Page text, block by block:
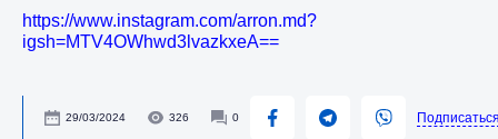
https://www.instagram.com/arron.md?
igsh=MTV4OWhwd3lvazkxeA==
29/03/2024 326 0